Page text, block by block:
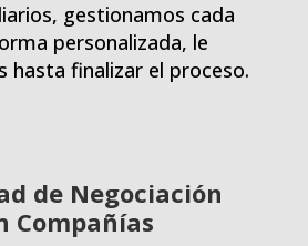
gestionamos cada
personalizada, le
hasta finalizar el proceso.
de Negociación
Compañías